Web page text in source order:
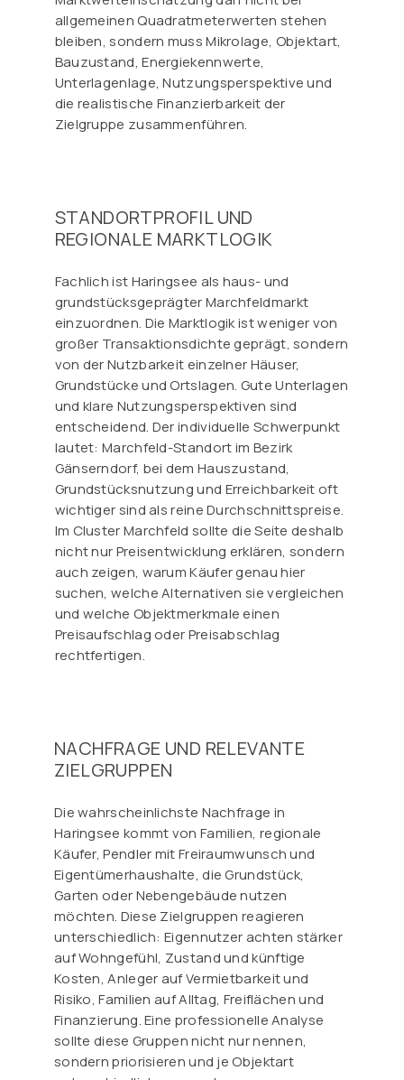
allgemeinen Quadratmeterwerten stehen
bleiben, sondern muss Mikrolage, Objektart,
Bauzustand, Energiekennwerte,
Unterlagenlage, Nutzungsperspektive und
die realistische Finanzierbarkeit der
Zielgruppe zusammenführen.
STANDORTPROFIL UND
REGIONALE MARKTLOGIK
Fachlich ist Haringsee als haus- und
grundstücksgeprägter Marchfeldmarkt
einzuordnen. Die Marktlogik ist weniger von
großer Transaktionsdichte geprägt, sondern
von der Nutzbarkeit einzelner Häuser,
Grundstücke und Ortslagen. Gute Unterlagen
und klare Nutzungsperspektiven sind
entscheidend. Der individuelle Schwerpunkt
lautet: Marchfeld-Standort im Bezirk
Gänserndorf, bei dem Hauszustand,
Grundstücksnutzung und Erreichbarkeit oft
wichtiger sind als reine Durchschnittspreise.
Im Cluster Marchfeld sollte die Seite deshalb
nicht nur Preisentwicklung erklären, sondern
auch zeigen, warum Käufer genau hier
suchen, welche Alternativen sie vergleichen
und welche Objektmerkmale einen
Preisaufschlag oder Preisabschlag
rechtfertigen.
NACHFRAGE UND RELEVANTE
ZIELGRUPPEN
Die wahrscheinlichste Nachfrage in
Haringsee kommt von Familien, regionale
Käufer, Pendler mit Freiraumwunsch und
Eigentümerhaushalte, die Grundstück,
Garten oder Nebengebäude nutzen
möchten. Diese Zielgruppen reagieren
unterschiedlich: Eigennutzer achten stärker
auf Wohngefühl, Zustand und künftige
Kosten, Anleger auf Vermietbarkeit und
Risiko, Familien auf Alltag, Freiflächen und
Finanzierung. Eine professionelle Analyse
sollte diese Gruppen nicht nur nennen,
sondern priorisieren und je Objektart